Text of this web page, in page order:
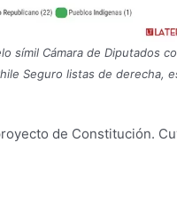
símil Cámara de Diputados
Seguro listas de derecha,
de Constitución.